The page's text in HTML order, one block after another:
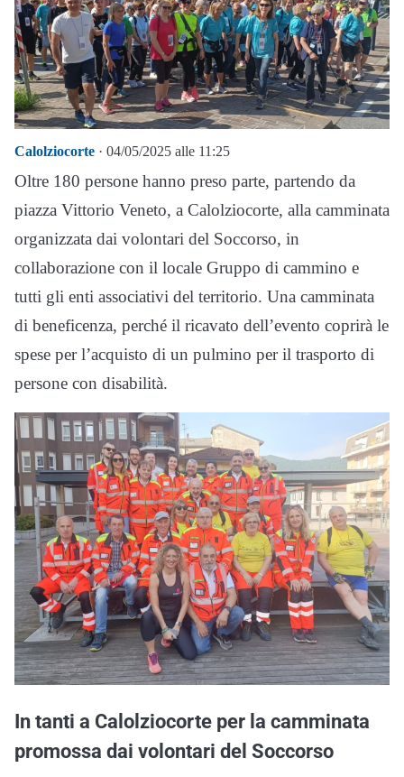
Calolziocorte · 04/05/2025 alle 11:25
Oltre 180 persone hanno preso parte, partendo da
piazza Vittorio Veneto, a Calolziocorte, alla camminata
organizzata dai volontari del Soccorso, in
collaborazione con il locale Gruppo di cammino e
tutti gli enti associativi del territorio. Una camminata
di beneficenza, perché il ricavato dell’evento coprirà le
spese per l’acquisto di un pulmino per il trasporto di
persone con disabilità.
In tanti a Calolziocorte per la camminata
promossa dai volontari del Soccorso